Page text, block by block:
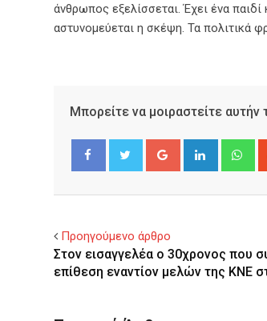
άνθρωπος εξελίσσεται. Έχει ένα
αστυνομεύεται η σκέψη. Τα πολιτικά
Μπορείτε να μοιραστείτε αυτήν
Google+ LinkedIn
Προηγούμενο άρθρο
Στον εισαγγελέα ο 30χρονος που
επίθεση εναντίον μελών της ΚΝΕ